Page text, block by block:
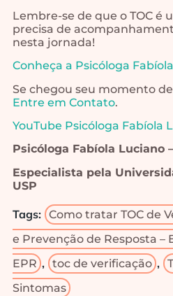
Lembre-se de que o TOC é
precisa de
nesta jornada!
Conheça a Psicóloga
Se chegou seu momento
Entre em Contato.
YouTube Psicóloga Fabíola
Psicóloga Fabíola Luciano
Especialista pela
USP
Tags: Como tratar TOC de
e Prevenção de Resposta –
EPR , toc de verificação ,
Sintomas